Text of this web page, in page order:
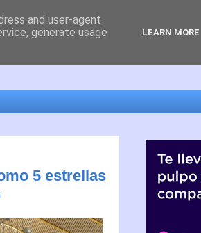
5 estrellas
and user-agent
generate usage
LEARN MORE